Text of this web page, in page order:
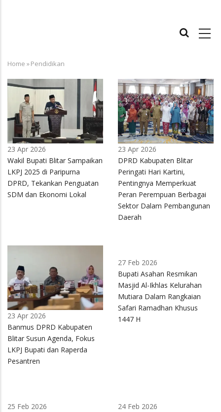
Breadcrumb
Home »Pendidikan
23 Apr 2026
Wakil Bupati Blitar Sampaikan
LKPJ 2025 di Paripurna
DPRD, Tekankan Penguatan
SDM dan Ekonomi Lokal
23 Apr 2026
DPRD Kabupaten Blitar
Peringati Hari Kartini,
Pentingnya Memperkuat
Peran Perempuan Berbagai
Sektor Dalam Pembangunan
Daerah
23 Apr 2026
Banmus DPRD Kabupaten
Blitar Susun Agenda, Fokus
LKPJ Bupati dan Raperda
Pesantren
27 Feb 2026
Bupati Asahan Resmikan
Masjid Al-Ikhlas Kelurahan
Mutiara Dalam Rangkaian
Safari Ramadhan Khusus
1447 H
25 Feb 2026
24 Feb 2026